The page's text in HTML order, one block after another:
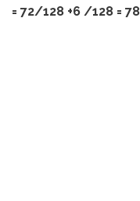
= 72/128 +6 /128 =